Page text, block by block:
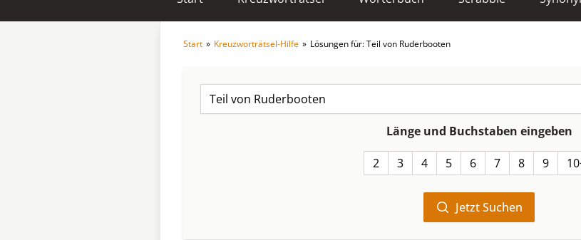
Start » Kreuzworträtsel-Hilfe » Lösungen für: Teil von Ruderbooten
Länge und Buchstaben eingeben
2 3 4 5 6 7 8 9
Jetzt Suchen